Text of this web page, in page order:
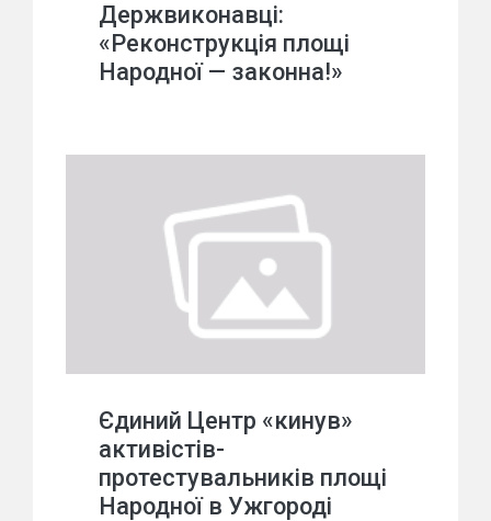
Держвиконавці:
«Реконструкція площі
Народної — законна!»
Єдиний Центр «кинув»
активістів-
протестувальників площі
Народної в Ужгороді